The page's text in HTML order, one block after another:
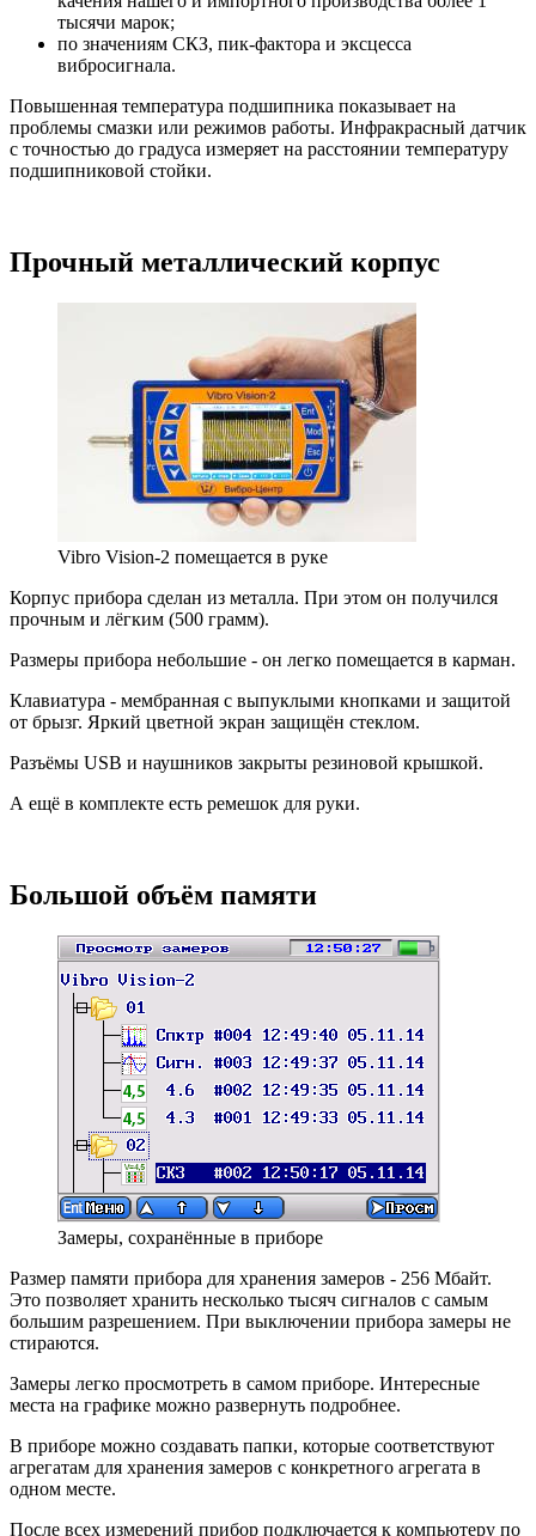
тысячи марок;
по значениям СКЗ, пик-фактора и эксцесса
вибросигнала.
Повышенная температура подшипника показывает на
проблемы смазки или режимов работы. Инфракрасный датчик
с точностью до градуса измеряет на расстоянии температуру
подшипниковой стойки.
Прочный металлический корпус
Vibro Vision-2 помещается в руке
Корпус прибора сделан из металла. При этом он получился
прочным и лёгким (500 грамм).
Размеры прибора небольшие - он легко помещается в карман.
Клавиатура - мембранная с выпуклыми кнопками и защитой
от брызг. Яркий цветной экран защищён стеклом.
Разъёмы USB и наушников закрыты резиновой крышкой.
А ещё в комплекте есть ремешок для руки.
Большой объём памяти
Замеры, сохранённые в приборе
Размер памяти прибора для хранения замеров - 256 Мбайт.
Это позволяет хранить несколько тысяч сигналов с самым
большим разрешением. При выключении прибора замеры не
стираются.
Замеры легко просмотреть в самом приборе. Интересные
места на графике можно развернуть подробнее.
В приборе можно создавать папки, которые соответствуют
агрегатам для хранения замеров с конкретного агрегата в
одном месте.
После всех измерений прибор подключается к компьютеру по